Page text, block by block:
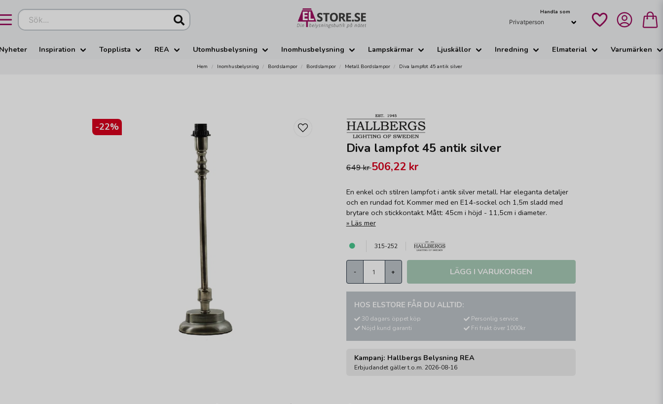
Sök... Handla som
Inspiration Topplista REA Utomhusbelysning Inomhusbelysning Lampskärmar Ljuskällor Inredning Elmaterial Varumärken
Hem Inomhusbelysning Bordslampor Bordslampor Metall Bordslampor Diva lampfot 45 antik silver
-22%
Diva lampfot 45 antik silver
649 kr506,22 kr
En enkel och stilren lampfot i antik silver metall. Har eleganta detaljer
och en rundad fot. Kommer med en E14-sockel och 1,5m sladd med
brytare och stickkontakt. Mått: 45cm i höjd - 11,5cm i diameter.
Läs mer
315-252
- + LÄGG I VARUKORGEN
HOS ELSTORE FÅR DU ALLTID:
30 dagars öppet köp
Nöjd kund garanti
Personlig service
Fri frakt över 1000kr
Kampanj: Hallbergs Belysning REA
Erbjudandet gäller t.o.m. 2026-08-16